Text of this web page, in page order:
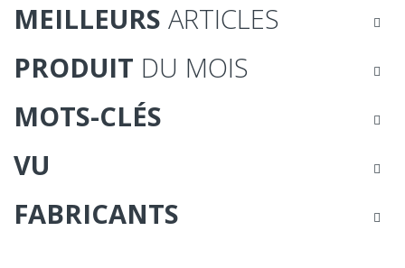
MEILLEURS ARTICLES
PRODUIT DU MOIS
MOTS-CLÉS
VU
FABRICANTS